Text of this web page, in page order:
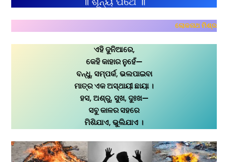
ଲୋକନାଥ ମିଶ୍ର
ଏହି ଦୁନିଆରେ,
କେହି କାହାର ନୁହେଁ—
ବନ୍ଧୁ, ସମ୍ପର୍କ, ଭଲପାଇବା
ମାତ୍ର ଏକ ଅସ୍ଥାୟୀ ଛାୟା ।
ହସ, ଅଶ୍ରୁ, ସୁଖ, ଦୁଃଖ—
ସବୁ କାଳର ସହରେ
ମିଶିଯାଏ, ଭୁଲିଯାଏ ।